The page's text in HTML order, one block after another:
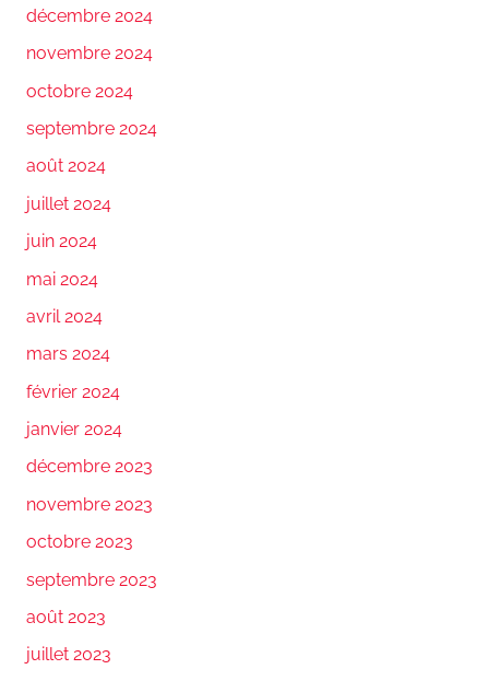
décembre 2024
novembre 2024
octobre 2024
septembre 2024
août 2024
juillet 2024
juin 2024
mai 2024
avril 2024
mars 2024
février 2024
janvier 2024
décembre 2023
novembre 2023
octobre 2023
septembre 2023
août 2023
juillet 2023